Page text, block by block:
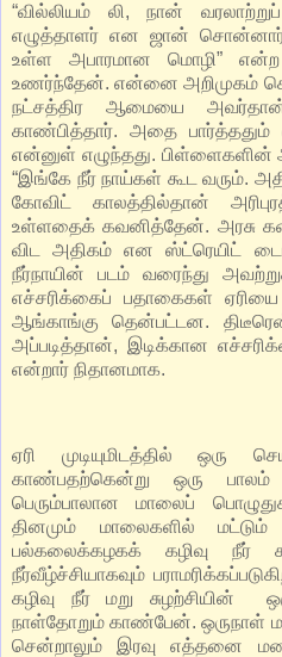
“வில்லியம் லி, நான்
எழுத்தாளர் என ஜான்
உள்ள அபாரமான மொழி” என்ற
உணர்ந்தேன். என்னை அறிமுகம்
நட்சத்திர ஆமையை அவர்தான்
காண்பித்தார். அதை
என்னுள் எழுந்தது.
“இங்கே நீர் நாய்கள் கூட வரும்.
கோவிட் காலத்தில்தான்
உள்ளதைக் கவனித்தேன். அரசு
விட அதிகம் என ஸ்ட்ரெயிட்
நீர்நாயின் படம் வரைந்து
எச்சரிக்கைப் பதாகைகள் ஏரியை
ஆங்காங்கு தென்பட்டன.
அப்படித்தான், இடிக்கான
என்றார் நிதானமாக.
ஏரி முடியுமிடத்தில்
காண்பதற்கென்று ஒரு
பெரும்பாலான மாலைப்
தினமும் மாலைகளில்
பல்கலைக்கழகக் கழிவு நீர்
நீர்வீழ்ச்சியாகவும்
கழிவு நீர் மறு சுழற்சியின்
நாள்தோறும் காண்பேன். ஒருநாள்
சென்றாலும் இரவு எத்தனை